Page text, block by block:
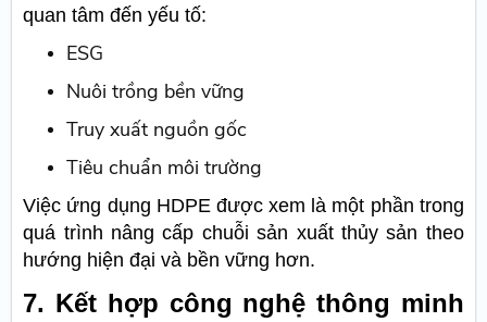
quan tâm đến yếu tố:
ESG
Nuôi trồng bền vững
Truy xuất nguồn gốc
Tiêu chuẩn môi trường
Việc ứng dụng HDPE được xem là một phần trong
quá trình nâng cấp chuỗi sản xuất thủy sản theo
hướng hiện đại và bền vững hơn.
7. Kết hợp công nghệ thông minh